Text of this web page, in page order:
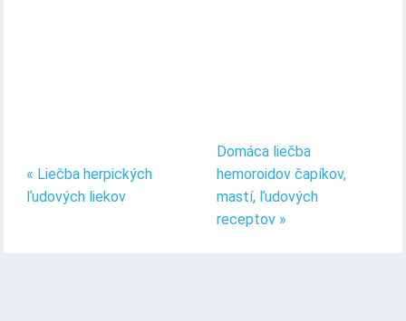
« Liečba herpických
ľudových liekov
Domáca liečba
hemoroidov čapíkov,
mastí, ľudových
receptov »